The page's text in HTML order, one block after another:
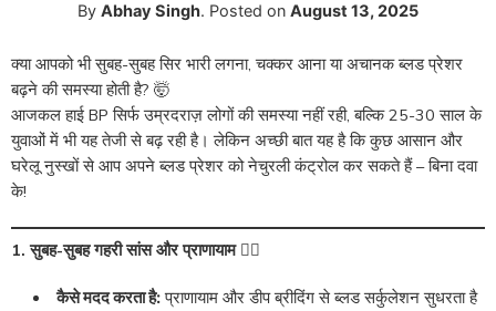
By Abhay Singh. Posted on August 13, 2025
क्या आपको भी सुबह-सुबह सिर भारी लगना, चक्कर आना या अचानक ब्लड प्रेशर
बढ़ने की समस्या होती है? 🤯
आजकल हाई BP सिर्फ उम्रदराज़ लोगों की समस्या नहीं रही, बल्कि 25-30 साल के
युवाओं में भी यह तेजी से बढ़ रही है। लेकिन अच्छी बात यह है कि कुछ आसान और
घरेलू नुस्खों से आप अपने ब्लड प्रेशर को नेचुरली कंट्रोल कर सकते हैं – बिना दवा
के!
1. सुबह-सुबह गहरी सांस और प्राणायाम 🧘‍♂️
कैसे मदद करता है:प्राणायाम और डीप ब्रीदिंग से ब्लड सर्कुलेशन सुधरता है